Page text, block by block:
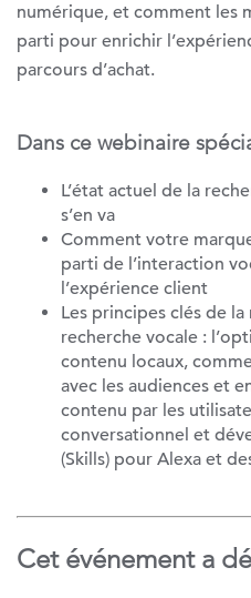
numérique, et comment les
parti pour enrichir
parcours d’achat.
Dans ce webinaire
L’état actuel de la
s’en va
Comment votre
parti de l’interaction
l’expérience client
Les principes clés de
recherche vocale :
contenu locaux,
avec les audiences et
contenu par les
conversationnel et
(Skills) pour Alexa et
Cet événement a